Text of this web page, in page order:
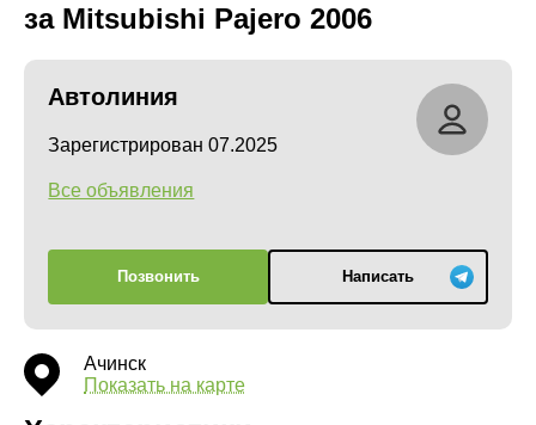
за Mitsubishi Pajero 2006
Автолиния
Зарегистрирован 07.2025
Все объявления
Позвонить Написать
Ачинск
Показать на карте